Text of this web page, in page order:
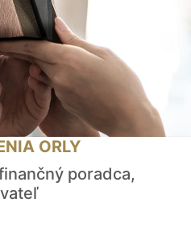
ORLY
poradca,